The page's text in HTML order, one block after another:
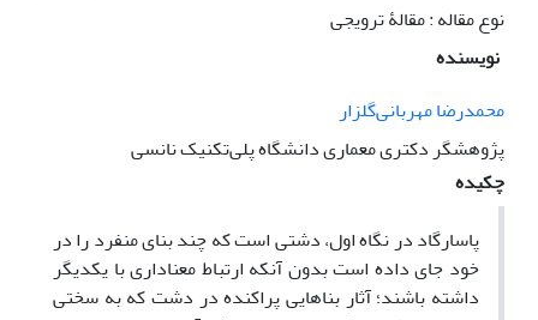
نوع مقاله : مقالۀ ترویجی
نویسنده
محمدرضا مهربانی‌گلزار
پژوهشگر دکتری معماری دانشگاه پلی‌تکنیک نانسی
چکیده
پاسارگاد در نگاه اول، دشتی است که چند بنای منفرد را در
خود جای داده است بدون آنکه ارتباط معناداری با یکدیگر
داشته باشند؛ آثار بناهایی پراکنده در دشت که به سختی